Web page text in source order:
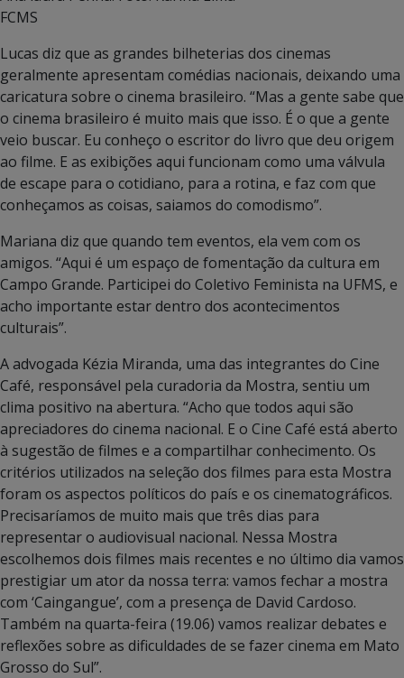
FCMS
Lucas diz que as grandes bilheterias dos cinemas
geralmente apresentam comédias nacionais, deixando uma
caricatura sobre o cinema brasileiro. “Mas a gente sabe que
o cinema brasileiro é muito mais que isso. É o que a gente
veio buscar. Eu conheço o escritor do livro que deu origem
ao filme. E as exibições aqui funcionam como uma válvula
de escape para o cotidiano, para a rotina, e faz com que
conheçamos as coisas, saiamos do comodismo”.
Mariana diz que quando tem eventos, ela vem com os
amigos. “Aqui é um espaço de fomentação da cultura em
Campo Grande. Participei do Coletivo Feminista na UFMS, e
acho importante estar dentro dos acontecimentos
culturais”.
A advogada Kézia Miranda, uma das integrantes do Cine
Café, responsável pela curadoria da Mostra, sentiu um
clima positivo na abertura. “Acho que todos aqui são
apreciadores do cinema nacional. E o Cine Café está aberto
à sugestão de filmes e a compartilhar conhecimento. Os
critérios utilizados na seleção dos filmes para esta Mostra
foram os aspectos políticos do país e os cinematográficos.
Precisaríamos de muito mais que três dias para
representar o audiovisual nacional. Nessa Mostra
escolhemos dois filmes mais recentes e no último dia vamos
prestigiar um ator da nossa terra: vamos fechar a mostra
com ‘Caingangue’, com a presença de David Cardoso.
Também na quarta-feira (19.06) vamos realizar debates e
reflexões sobre as dificuldades de se fazer cinema em Mato
Grosso do Sul”.